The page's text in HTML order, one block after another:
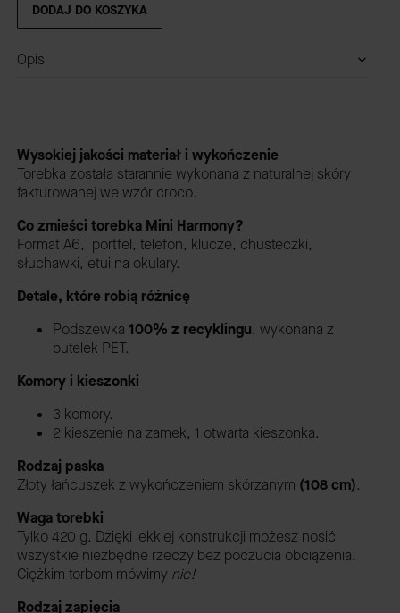
DODAJ DO KOSZYKA
Opis
Wysokiej jakości materiał i wykończenie
Torebka została starannie wykonana z naturalnej skóry
fakturowanej we wzór croco.
Co zmieści torebka Mini Harmony?
Format A6, portfel, telefon, klucze, chusteczki,
słuchawki, etui na okulary.
Detale, które robią różnicę
Podszewka 100% z recyklingu, wykonana z
butelek PET.
Komory i kieszonki
3 komory.
2 kieszenie na zamek, 1 otwarta kieszonka.
Rodzaj paska
Złoty łańcuszek z wykończeniem skórzanym (108 cm).
Waga torebki
Tylko 420 g. Dzięki lekkiej konstrukcji możesz nosić
wszystkie niezbędne rzeczy bez poczucia obciążenia.
Ciężkim torbom mówimy nie!
Rodzaj zapięcia